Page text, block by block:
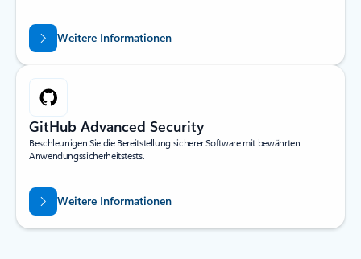
Weitere Informationen
GitHub Advanced Security
Beschleunigen Sie die Bereitstellung sicherer Software mit bewährten
Anwendungssicherheitstests.
Weitere Informationen